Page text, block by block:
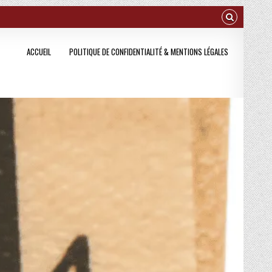
ACCUEIL POLITIQUE DE CONFIDENTIALITÉ & MENTIONS LÉGALES